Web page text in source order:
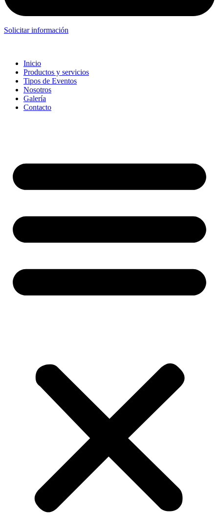
Solicitar información
Inicio
Productos y servicios
Tipos de Eventos
Nosotros
Galería
Contacto